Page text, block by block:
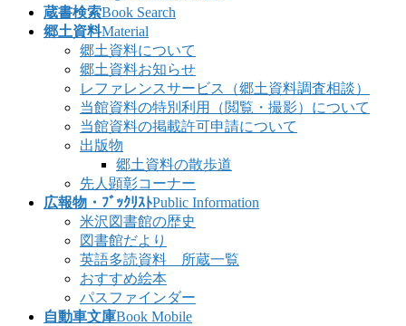
蔵書検索Book Search
郷土資料Material
郷土資料について
郷土資料お知らせ
レファレンスサービス（郷土資料調査相談）
当館資料の特別利用（閲覧・撮影）について
当館資料の掲載許可申請について
出版物
郷土資料の散歩道
先人顕彰コーナー
広報物・ﾌﾞｯｸﾘｽﾄPublic Information
米沢図書館の歴史
図書館だより
英語多読資料 所蔵一覧
おすすめ絵本
パスファインダー
自動車文庫Book Mobile